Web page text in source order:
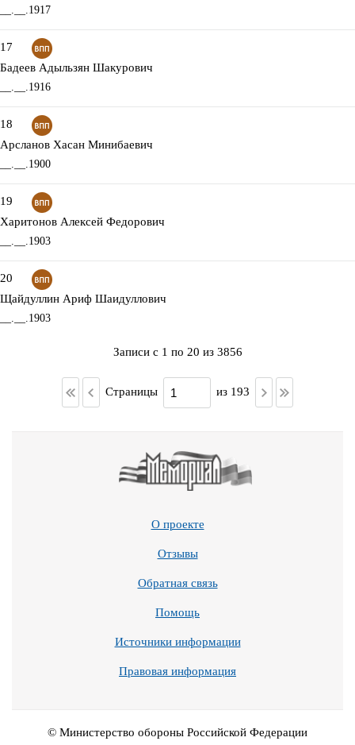
__.__.1917
17
Бадеев Адыльзян Шакурович
__.__.1916
18
Арсланов Хасан Минибаевич
__.__.1900
19
Харитонов Алексей Федорович
__.__.1903
20
Щайдуллин Ариф Шаидуллович
__.__.1903
Записи с 1 по 20 из 3856
Страницы из 193
О проекте
Отзывы
Обратная связь
Помощь
Источники информации
Правовая информация
© Министерство обороны Российской Федерации